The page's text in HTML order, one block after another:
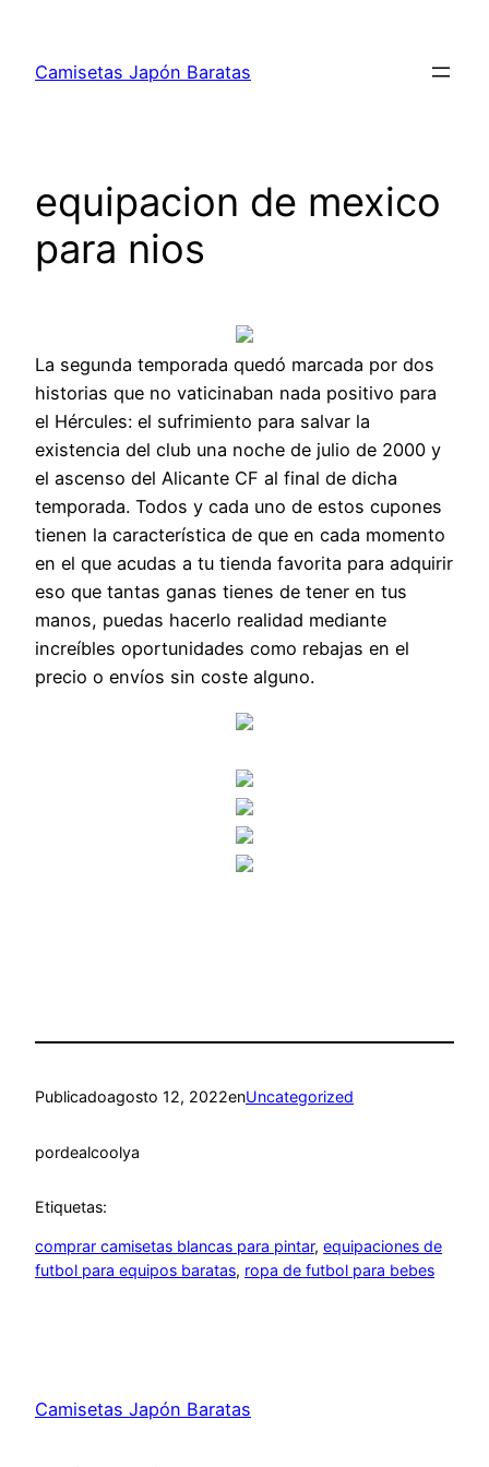
contenido
Camisetas Japón Baratas
equipacion de mexico
para nios
La segunda temporada quedó marcada por dos
historias que no vaticinaban nada positivo para
el Hércules: el sufrimiento para salvar la
existencia del club una noche de julio de 2000 y
el ascenso del Alicante CF al final de dicha
temporada. Todos y cada uno de estos cupones
tienen la característica de que en cada momento
en el que acudas a tu tienda favorita para adquirir
eso que tantas ganas tienes de tener en tus
manos, puedas hacerlo realidad mediante
increíbles oportunidades como rebajas en el
precio o envíos sin coste alguno.
Publicadoagosto 12, 2022enUncategorized
pordealcoolya
Etiquetas:
comprar camisetas blancas para pintar, equipaciones de
futbol para equipos baratas, ropa de futbol para bebes
Camisetas Japón Baratas